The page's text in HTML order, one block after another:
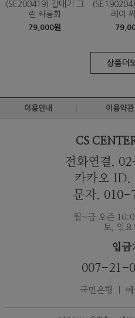
(SE200419) 갈매기 그
린 싸롱화
79,000원
레이
상품더
이용안내 이용약관
CS
전화연결.
카카오 ID.
문자. 010-
월~금 오즌
토, 일요
입금
007-21-
국민은행 ｜